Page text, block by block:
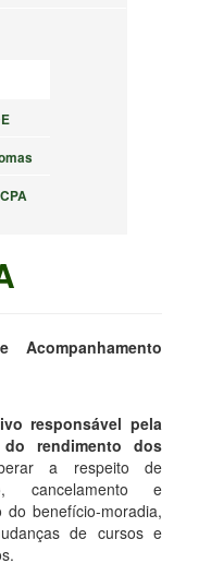
responsável pela
do rendimento dos
a respeito de
cancelamento e
benefício-moradia,
de cursos e